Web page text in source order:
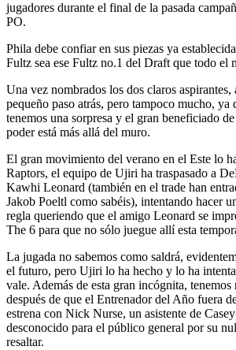
jugadores durante el final de la pasada
PO.
Phila debe confiar en sus piezas ya
Fultz sea ese Fultz no.1 del Draft que todo el
Una vez nombrados los dos claros
pequeño paso atrás, pero tampoco mucho, ya
tenemos una sorpresa y el gran beneficiado
poder está más allá del muro.
El gran movimiento del verano en el Este lo
Raptors, el equipo de Ujiri ha traspasado a
Kawhi Leonard (también en el trade han
Jakob Poeltl como sabéis), intentando hacer
regla queriendo que el amigo Leonard se
The 6 para que no sólo juegue allí esta
La jugada no sabemos como saldrá,
el futuro, pero Ujiri lo ha hecho y lo ha
vale. Además de esta gran incógnita, tenemos
después de que el Entrenador del Año fuera
estrena con Nick Nurse, un asistente de
desconocido para el público general por su
resaltar.